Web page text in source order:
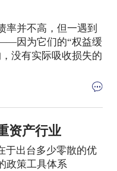
率并不高，但一遇到
因为它们的“权益缓
没有实际吸收损失的
资产行业
于出台多少零散的优
政策工具体系